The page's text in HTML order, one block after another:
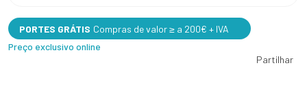
PORTES GRÁTIS Compras de valor ≥ a 200€ + IVA
Preço exclusivo online
Partilhar